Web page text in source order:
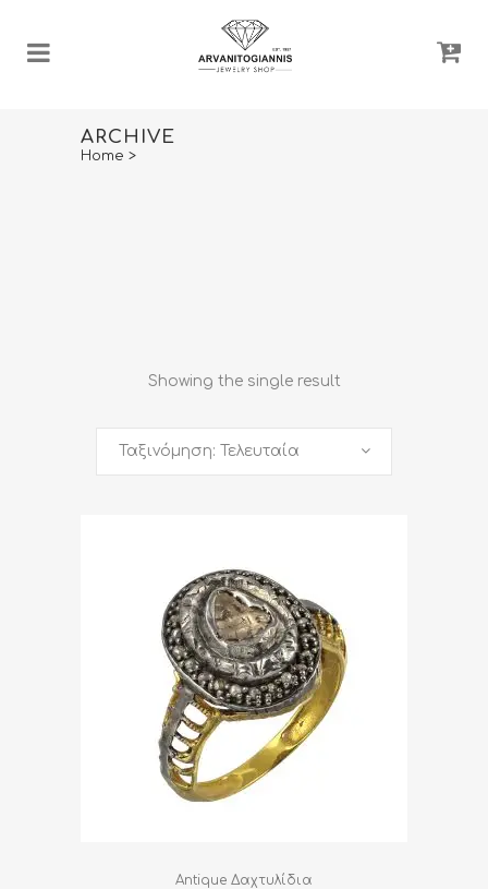
ARCHIVE
Home >
Showing the single result
Ταξινόμηση: Τελευταία
Antique Δαχτυλίδια